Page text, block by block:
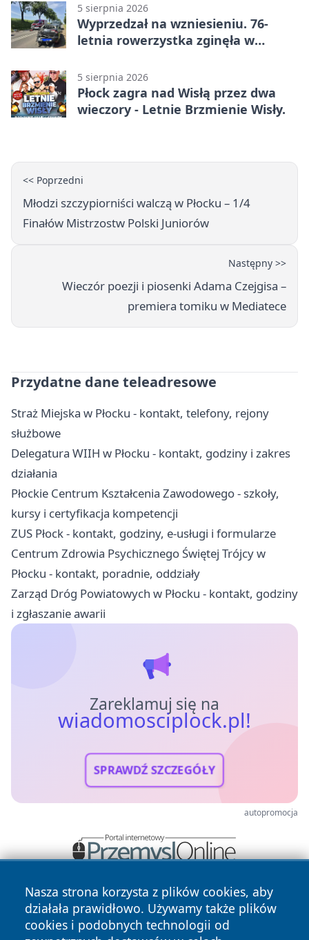
5 sierpnia 2026
Wyprzedzał na wzniesieniu. 76-
letnia rowerzystka zginęła w
5 sierpnia 2026
Płock zagra nad Wisłą przez dwa
wieczory - Letnie Brzmienie Wisły.
<< Poprzedni
Młodzi szczypiorniści walczą w Płocku – 1/4
Finałów Mistrzostw Polski Juniorów
Następny >>
Wieczór poezji i piosenki Adama Czejgisa –
premiera tomiku w Mediatece
Przydatne dane teleadresowe
Straż Miejska w Płocku - kontakt, telefony, rejony
służbowe
Delegatura WIIH w Płocku - kontakt, godziny i zakres
działania
Płockie Centrum Kształcenia Zawodowego - szkoły,
kursy i certyfikacja kompetencji
ZUS Płock - kontakt, godziny, e-usługi i formularze
Centrum Zdrowia Psychicznego Świętej Trójcy w
Płocku - kontakt, poradnie, oddziały
Zarząd Dróg Powiatowych w Płocku - kontakt, godziny
i zgłaszanie awarii
Zareklamuj się na
wiadomosciplock.pl!
SPRAWDŹ SZCZEGÓŁY
autopromocja
Nasza strona korzysta z plików cookies, aby
działała prawidłowo. Używamy także plików
cookies i podobnych technologii od